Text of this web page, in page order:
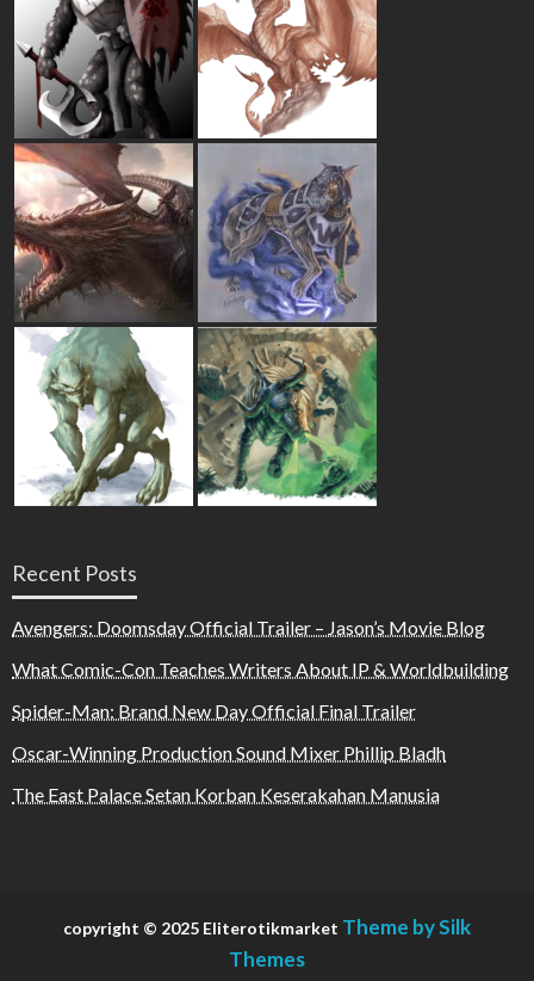
Recent Posts
Avengers: Doomsday Official Trailer – Jason’s Movie Blog
What Comic-Con Teaches Writers About IP & Worldbuilding
Spider-Man: Brand New Day Official Final Trailer
Oscar-Winning Production Sound Mixer Phillip Bladh
The East Palace Setan Korban Keserakahan Manusia
copyright © 2025 Eliterotikmarket Theme by Silk
Themes